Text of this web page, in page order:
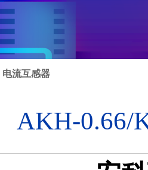
电流互感器
AKH-0.66/